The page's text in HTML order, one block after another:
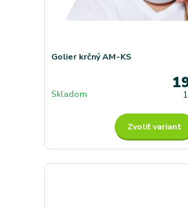
Golier krčný AM-KS
Skladom
Zvoliť variant